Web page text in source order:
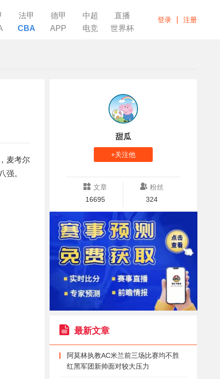
法甲 德甲 中超
直播
CBA APP 电竞 世界杯
登录 注册
麦考尔
强。
甜瓜
+关注他
文章
16695
粉丝
324
最新文章
阿莫林执教AC米兰前三场比赛均不胜
红黑军团新帅面对较大压力